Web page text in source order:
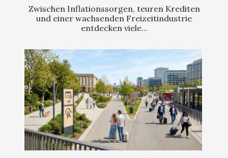
Zwischen Inflationssorgen, teuren Krediten
und einer wachsenden Freizeitindustrie
entdecken viele...